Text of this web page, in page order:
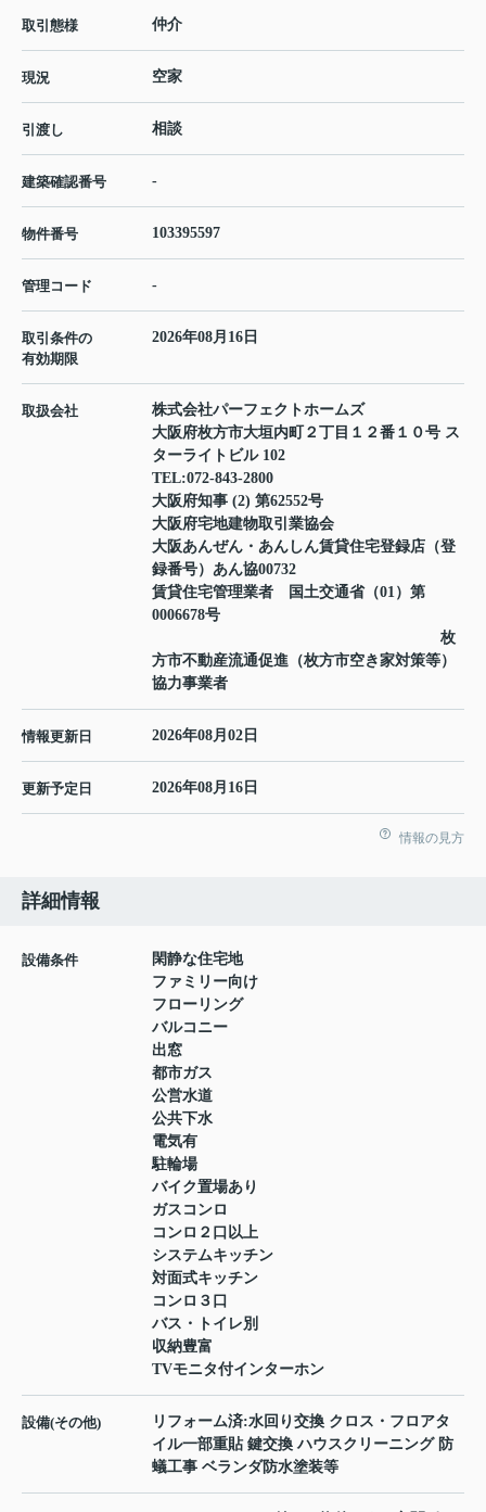
取引態様 仲介
現況 空家
引渡し 相談
建築確認番号 -
物件番号 103395597
管理コード -
取引条件の
有効期限
2026年08月16日
取扱会社
株式会社パーフェクトホームズ
大阪府枚方市大垣内町２丁目１２番１０号 ス
ターライトビル 102
TEL:072-843-2800
大阪府知事 (2) 第62552号
大阪府宅地建物取引業協会
大阪あんぜん・あんしん賃貸住宅登録店（登
録番号）あん協00732
賃貸住宅管理業者 国土交通省（01）第
0006678号
枚
方市不動産流通促進（枚方市空き家対策等）
協力事業者
情報更新日 2026年08月02日
更新予定日 2026年08月16日
情報の見方
詳細情報
設備条件
閑静な住宅地
ファミリー向け
フローリング
バルコニー
出窓
都市ガス
公営水道
公共下水
電気有
駐輪場
バイク置場あり
ガスコンロ
コンロ２口以上
システムキッチン
対面式キッチン
コンロ３口
バス・トイレ別
収納豊富
TVモニタ付インターホン
設備(その他)
リフォーム済:水回り交換 クロス・フロアタ
イル一部重貼 鍵交換 ハウスクリーニング 防
蟻工事 ベランダ防水塗装等